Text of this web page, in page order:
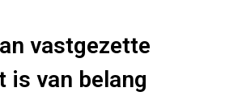
vastgezette
is van belang